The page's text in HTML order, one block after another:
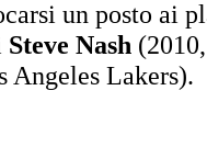
un posto ai
Steve Nash
Angeles Lakers).